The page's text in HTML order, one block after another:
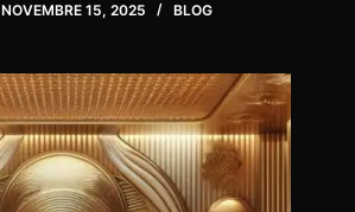
NOVEMBRE 15, 2025 BLOG